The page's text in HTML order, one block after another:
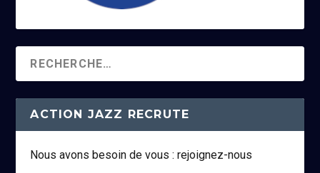
ACTION JAZZ RECRUTE
Nous avons besoin de vous : rejoignez-nous